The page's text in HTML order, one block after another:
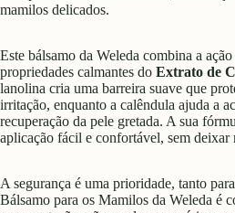
mamilos delicados.
Este bálsamo da Weleda combina a
propriedades calmantes do Extrato de
lanolina cria uma barreira suave que
irritação, enquanto a calêndula ajuda a
recuperação da pele gretada. A sua
aplicação fácil e confortável, sem deixar
A segurança é uma prioridade, tanto
Bálsamo para os Mamilos da Weleda é